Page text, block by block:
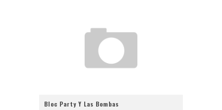
Bloc Party Y Las Bombas